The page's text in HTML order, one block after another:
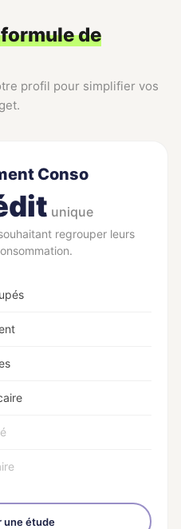
formule de
profil pour simplifier vos
Conso
unique
regrouper leurs
une étude